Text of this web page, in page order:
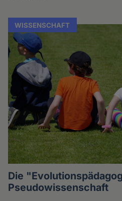
WISSENSCHAFT
Die
Pseudowissenschaft